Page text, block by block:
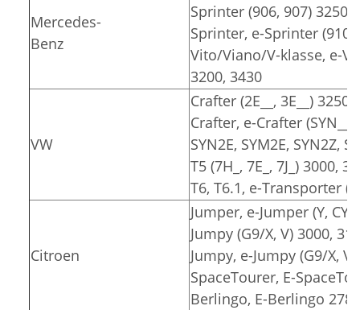
Mercedes-
Benz
Sprinter (906, 907) 3250,
Sprinter, e-Sprinter (910)
Vito/Viano/V-klasse, e-
3200, 3430
VW
Crafter (2E__, 3E__)
Crafter, e-Crafter (SYN__,
SYN2E, SYM2E, SYN2Z,
T5 (7H_, 7E_, 7J_) 3000,
T6, T6.1, e-Transporter
Citroen
Jumper, e-Jumper (Y,
Jumpy (G9/X, V) 3000,
Jumpy, e-Jumpy (G9/X,
SpaceTourer, E-
Berlingo, E-Berlingo